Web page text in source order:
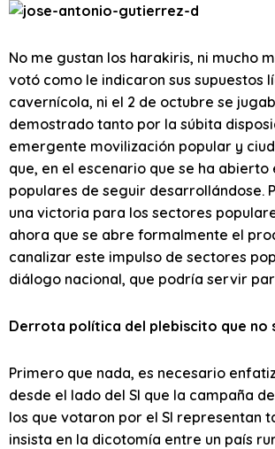
No me gustan los harakiris, ni mucho
votó como le indicaron sus supuestos
cavernícola, ni el 2 de octubre se
demostrado tanto por la súbita
emergente movilización popular y
que, en el escenario que se ha
populares de seguir desarrollándose.
una victoria para los sectores
ahora que se abre formalmente el
canalizar este impulso de sectores
diálogo nacional, que podría servir
Derrota política del plebiscito que no
Primero que nada, es necesario
desde el lado del SI que la campaña
los que votaron por el SI representan
insista en la dicotomía entre un país